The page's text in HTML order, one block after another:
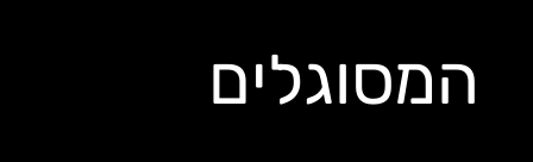
המסוגלים